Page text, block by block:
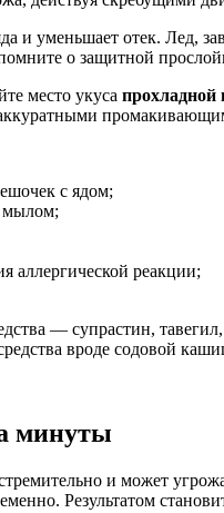
и уменьшает отек. Лед,
о защитной
место укуса прохладной
с ядом;
мылом;
аллергической реакции;
— супрастин,
вроде содовой
минуты
и может
Результатом